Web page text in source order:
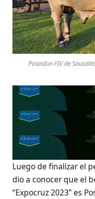
Poseidon FIV de
Luego de finalizar el
dio a conocer que el
“Expocruz 2023” es